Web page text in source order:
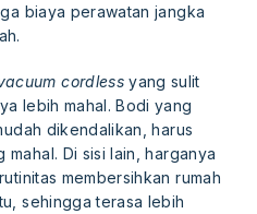
biaya perawatan jangka
cordlessyang sulit
lebih mahal. Bodi yang
dikendalikan, harus
Di sisi lain, harganya
membersihkan rumah
sehingga terasa lebih